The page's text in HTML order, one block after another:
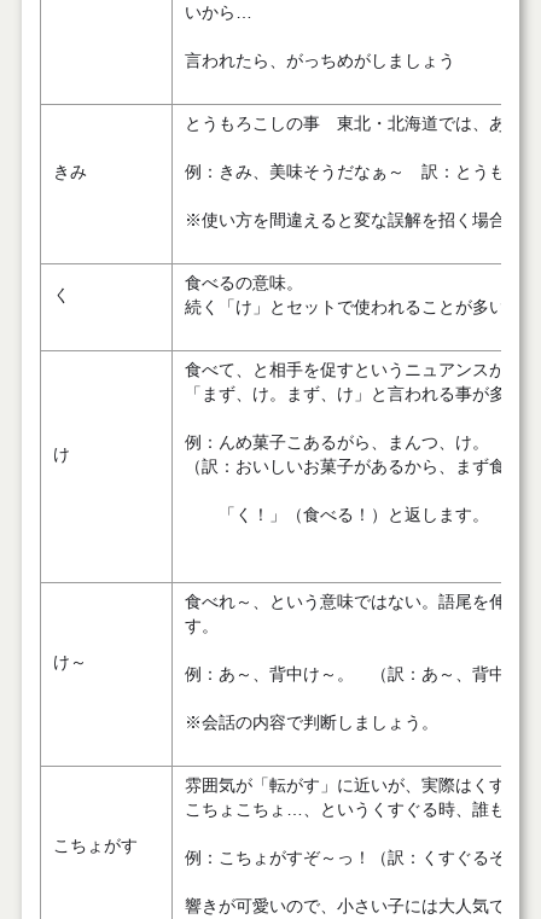
いから…
言われたら、がっちめがしましょう
きみ
とうもろこしの事 東北・北海道では、ある
例：きみ、美味そうだなぁ～ 訳：とうもろ
※使い方を間違えると変な誤解を招く場合が
く
食べるの意味。
続く「け」とセットで使われることが多い。
け
食べて、と相手を促すというニュアンスが含
「まず、け。まず、け」と言われる事が多い。
例：んめ菓子こあるがら、まんつ、け。
（訳：おいしいお菓子があるから、まず食べ
「く！」（食べる！）と返します。
け～
食べれ～、という意味ではない。語尾を伸ば
す。
例：あ～、背中け～。 （訳：あ～、背中が
※会話の内容で判断しましょう。
こちょがす
雰囲気が「転がす」に近いが、実際はくすぐ
こちょこちょ…、というくすぐる時、誰もが
例：こちょがすぞ～っ！（訳：くすぐるぞ～
響きが可愛いので、小さい子には大人気です。